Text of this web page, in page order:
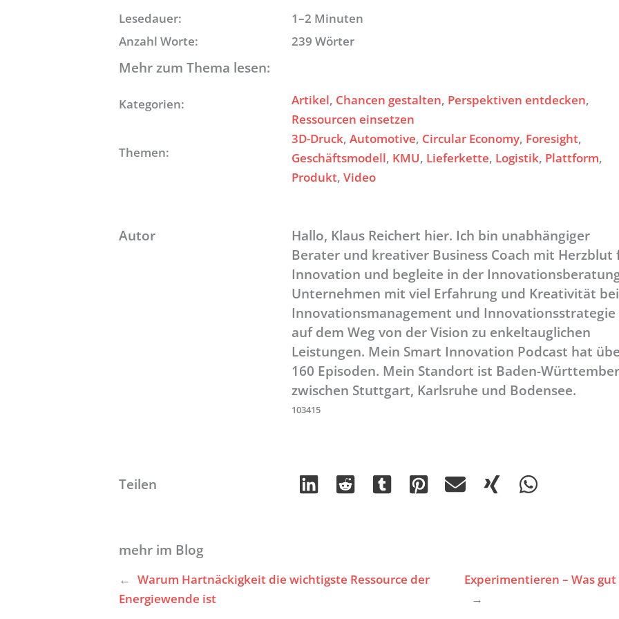
Lesedauer:
1–2 Minuten
Anzahl Worte:
239 Wörter
Mehr zum Thema lesen:
Kategorien: Artikel, Chancen gestalten, Perspektiven entdecken
Ressourcen einsetzen
Themen:
3D-Druck, Automotive, Circular Economy, Foresight
Geschäftsmodell, KMU, Lieferkette, Logistik, Plattform
Produkt, Video
Autor
Hallo, Klaus Reichert hier. Ich bin unabhängiger
Berater und kreativer Business Coach mit Herzblut
Innovation und begleite in der
Unternehmen mit viel Erfahrung und Kreativität
Innovationsmanagement und Innovationsstrategie
auf dem Weg von der Vision zu enkeltauglichen
Leistungen. Mein Smart Innovation Podcast hat
160 Episoden. Mein Standort ist Baden-
zwischen Stuttgart, Karlsruhe und Bodensee.
103415
Teilen
mehr im Blog
← Warum Hartnäckigkeit die wichtigste Ressource der
Energiewende ist
Experimentieren – Was
→